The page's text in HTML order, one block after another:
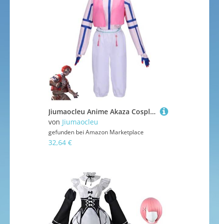
Jiumaocleu Anime Akaza Cosplay Kostüm Akaza Kostüm Halloween Comic-Con Rollenspiel Anime Outfit Verkleidung für Erwachsene
von Jiumaocleu
gefunden bei Amazon Marketplace
32,64 €